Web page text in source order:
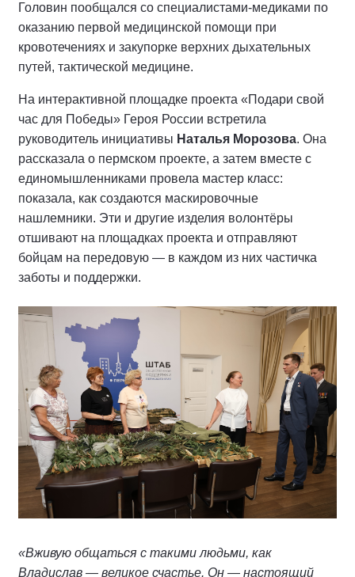
Головин пообщался со специалистами-медиками по
оказанию первой медицинской помощи при
кровотечениях и закупорке верхних дыхательных
путей, тактической медицине.
На интерактивной площадке проекта «Подари свой
час для Победы» Героя России встретила
руководитель инициативы Наталья Морозова. Она
рассказала о пермском проекте, а затем вместе с
единомышленниками провела мастер класс:
показала, как создаются маскировочные
нашлемники. Эти и другие изделия волонтёры
отшивают на площадках проекта и отправляют
бойцам на передовую — в каждом из них частичка
заботы и поддержки.
«Вживую общаться с такими людьми, как
Владислав — великое счастье. Он — настоящий